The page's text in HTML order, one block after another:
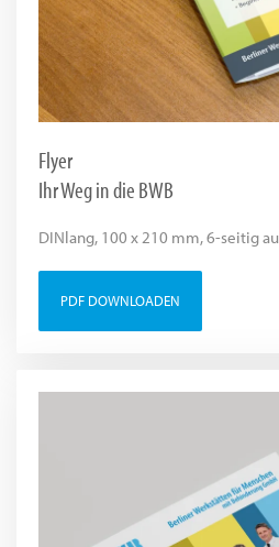
Flyer
Ihr Weg in die BWB
DINlang, 100 x 210 mm, 6-seitig
PDF DOWNLOADEN